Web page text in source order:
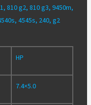
810 g2, 810 g3, 9450m,
4545s, 240, g2
HP
7.4×5.0